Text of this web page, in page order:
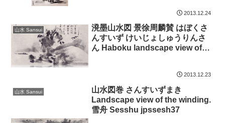
2013.12.24
山水 Sansui
溌墨山水図 景徐周麟賛 はぼくさ
んすいず けいじょしゅうりんさ
ん Haboku landscape view of
2013.12.23
山水 Sansui
山水図巻 さんすいずまき
Landscape view of the winding.
雪舟 Sesshu jpssesh37